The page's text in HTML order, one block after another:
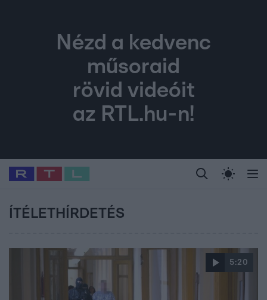
Nézd a kedvenc
műsoraid
rövid videóit
az RTL.hu-n!
Legfrissebb RTL Híradó Randi Celeb vagyok,
Babits Marcella Most Wanted Gallusz
ÍTÉLETHÍRDETÉS
5:20